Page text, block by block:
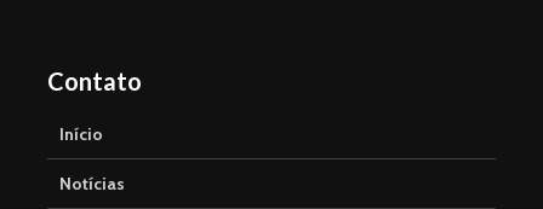
Contato
Início
Notícias